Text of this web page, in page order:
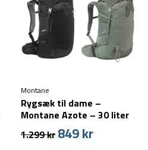
Montane
Rygsæk til dame –
Montane Azote – 30 liter
1.299kr Den
849krDen